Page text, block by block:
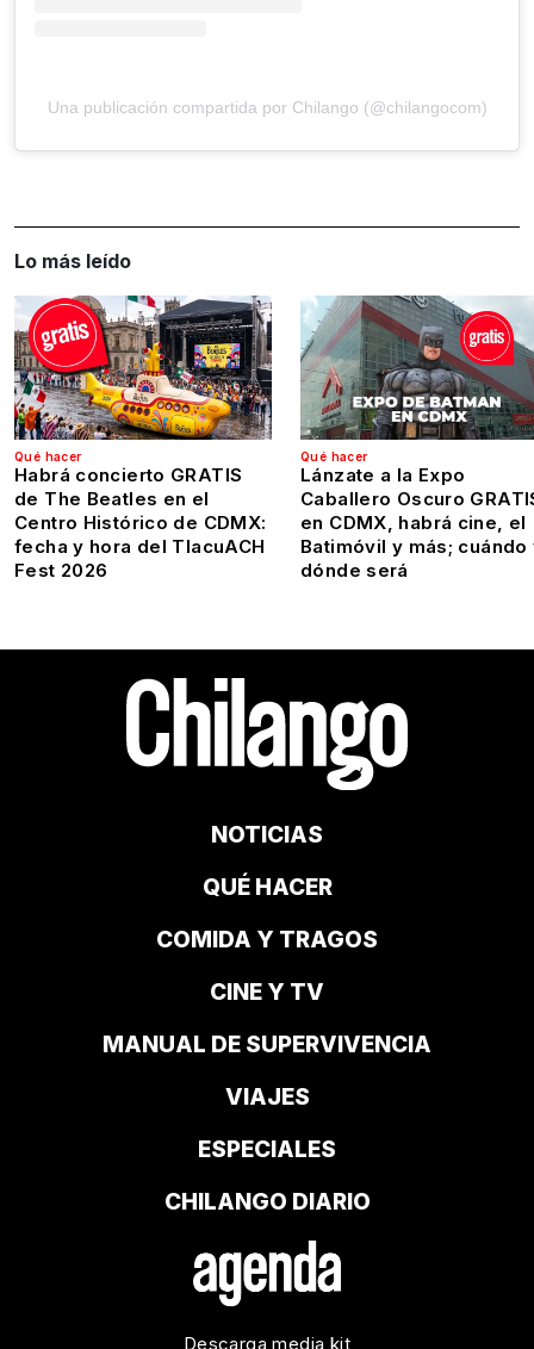
Una publicación compartida por Chilango (@chilangocom)
Lo más leído
Qué hacer
Habrá concierto GRATIS
de The Beatles en el
Centro Histórico de CDMX:
fecha y hora del TlacuACH
Fest 2026
Qué hacer
Lánzate a la Expo
Caballero Oscuro
en CDMX, habrá cine, el
Batimóvil y más; cuándo
dónde será
NOTICIAS
QUÉ HACER
COMIDA Y TRAGOS
CINE Y TV
MANUAL DE SUPERVIVENCIA
VIAJES
ESPECIALES
CHILANGO DIARIO
Descarga media kit